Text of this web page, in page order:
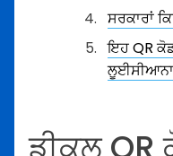
ਸਰਕਾਰਾਂ
ਇਹ QR